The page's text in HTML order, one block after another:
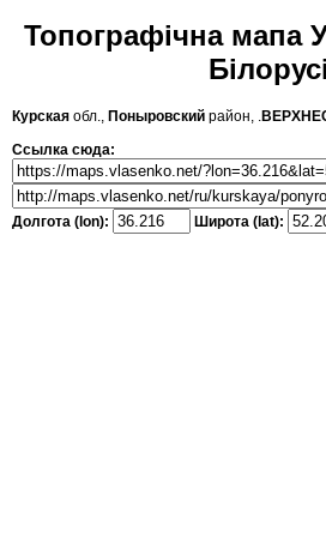
Топографічна мапа
Білорусі
Курская обл., Поныровский район, .
Ссылка сюда:
Долгота (lon): Широта (lat):